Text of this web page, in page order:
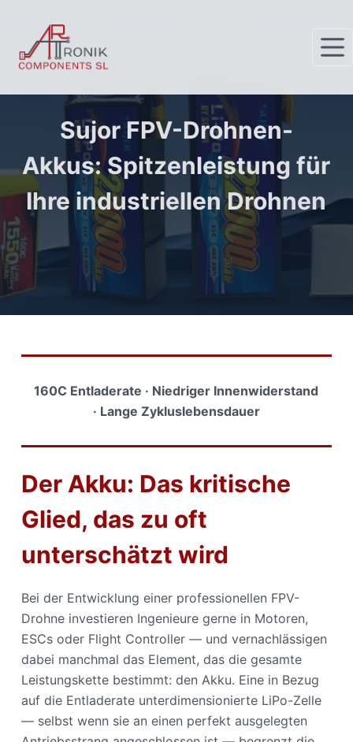
m
p
r
i
n
Sujor FPV-Drohnen-
Akkus: Spitzenleistung für
Ihre industriellen Drohnen
160C Entladerate · Niedriger Innenwiderstand
· Lange Zykluslebensdauer
Der Akku: Das kritische
Glied, das zu oft
unterschätzt wird
Bei der Entwicklung einer professionellen FPV-
Drohne investieren Ingenieure gerne in Motoren,
ESCs oder Flight Controller — und vernachlässigen
dabei manchmal das Element, das die gesamte
Leistungskette bestimmt: den Akku. Eine in Bezug
auf die Entladerate unterdimensionierte LiPo-Zelle
— selbst wenn sie an einen perfekt ausgelegten